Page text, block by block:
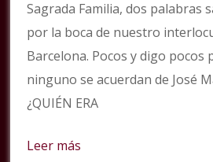
Sagrada Familia, dos palabras
por la boca de nuestro
Barcelona. Pocos y digo pocos
ninguno se acuerdan de José
¿QUIÉN ERA
Leer más